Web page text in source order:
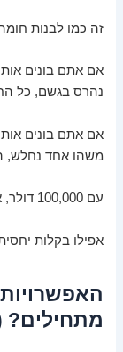
זה כמו לבנות
אם אתם בונים
נהרס בגשם, כל
אם אתם בונים
משהו אחד נחלש,
עם 100,000 דולר, אתם בהחלט יכולים לבנות תיק מפוזר היטב.
אפילו בקלות
מתחילים?